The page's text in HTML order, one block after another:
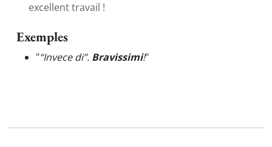
excellent travail !
Exemples
"“Invece di”. Bravissimi!"